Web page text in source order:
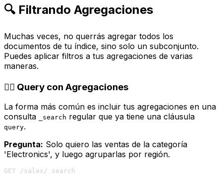
🔍 Filtrando Agregaciones
Muchas veces, no querrás agregar todos los
documentos de tu índice, sino solo un subconjunto.
Puedes aplicar filtros a tus agregaciones de varias
maneras.
🕵️‍♀️ Query con Agregaciones
La forma más común es incluir tus agregaciones en una
consulta
_search regular que ya tiene una cláusula
query.
Pregunta: Solo quiero las ventas de la categoría
'Electronics', y luego agruparlas por región.